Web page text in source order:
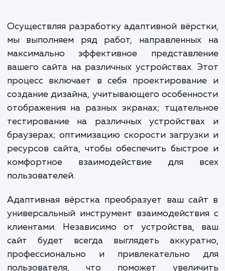
улучшения позиций в
системах. Поэтому адаптивная
– это инвестиция в ваш бизнес,
окупится в ближайшем будущем.
Осуществляя разработку адаптивной
мы выполняем ряд работ,
вашего сайта на различных устройствах.
процесс включает в себя
создание дизайна, учитывающего
отображения на разных экранах;
тестирование на различных